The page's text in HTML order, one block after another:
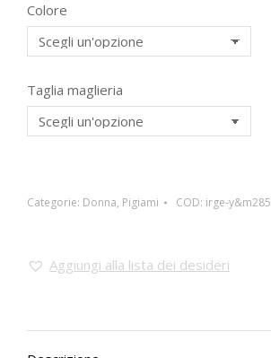
Colore
Taglia maglieria
Categorie: Donna, Pigiami COD: irge-y&m285
Aggiungi alla lista dei desideri